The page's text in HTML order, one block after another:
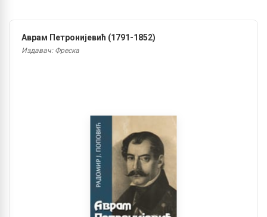
Аврам Петронијевић (1791-1852)
Издавач: Фреска